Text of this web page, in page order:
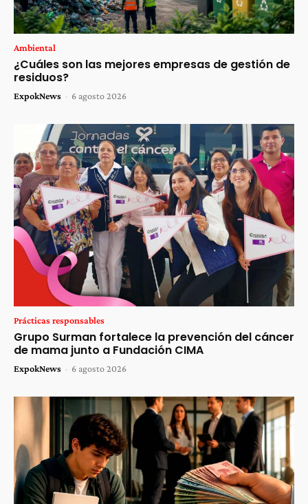
Ambiental
¿Cuáles son las mejores empresas de gestión de
residuos?
ExpokNews - 6 agosto 2026
Prácticas responsables
Grupo Surman fortalece la prevención del cáncer
de mama junto a Fundación CIMA
ExpokNews - 6 agosto 2026